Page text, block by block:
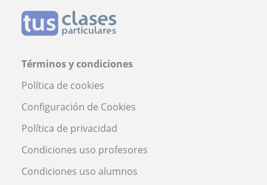
Términos y condiciones
Política de cookies
Configuración de Cookies
Política de privacidad
Condiciones uso profesores
Condiciones uso alumnos